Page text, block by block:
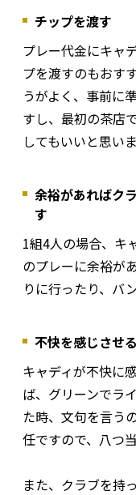
チップを渡す
プレー代金にキャ
プを渡すのもおす
うがよく、事前に
すし、最初の茶店
してもいいと思いま
余裕があればク
す
1組4人の場合、キ
のプレーに余裕が
りに行ったり、バ
不快を感じさせ
キャディが不快に
ば、グリーンでラ
た時、文句を言う
任ですので、八つ
また、クラブを持